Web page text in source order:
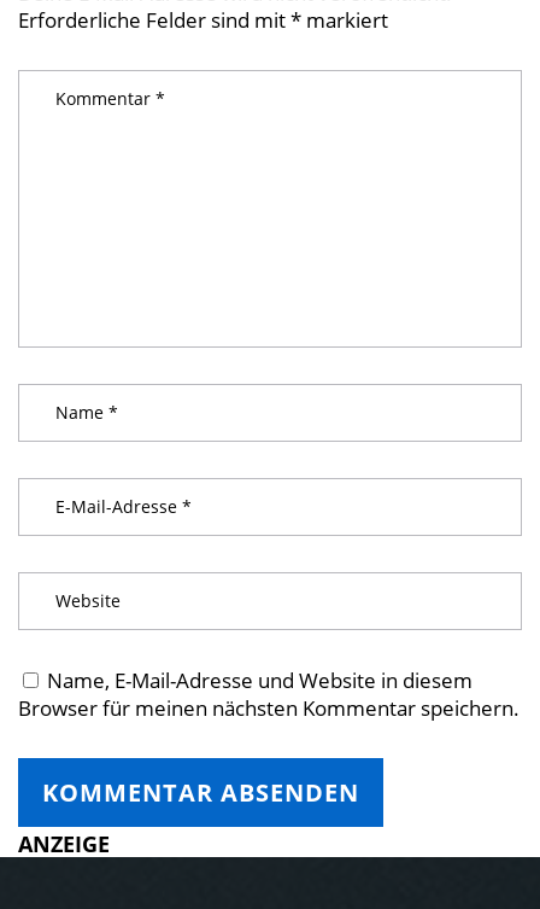
Erforderliche Felder sind mit* markiert
Name, E-Mail-Adresse und Website in diesem
Browser für meinen nächsten Kommentar speichern.
ANZEIGE